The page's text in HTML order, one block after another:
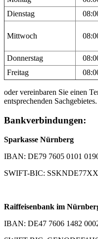
Dienstag
Mittwoch
Donnerstag
Freitag
oder vereinbaren Sie einen
entsprechenden Sachgebietes.
Bankverbindungen:
Sparkasse Nürnberg
IBAN: DE79 7605 0101
SWIFT-BIC:
Raiffeisenbank im
IBAN: DE47 7606 1482